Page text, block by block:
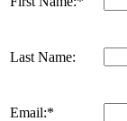
Last Name:
Email:*